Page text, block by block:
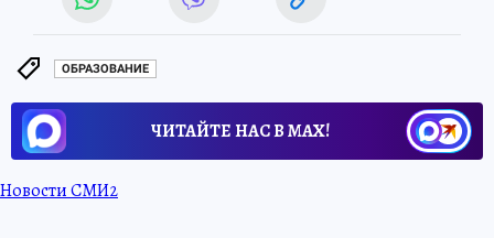
ОБРАЗОВАНИЕ
ЧИТАЙТЕ НАС В МАХ!
Новости СМИ2